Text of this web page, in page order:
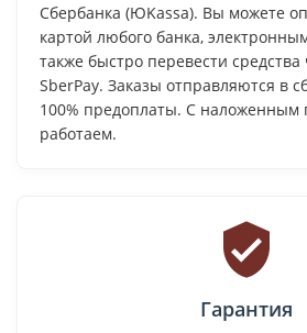
Сбербанка (ЮKassa). Вы можете
картой любого банка,
также быстро перевести
SberPay. Заказы отправляются в
100% предоплаты. С
работаем.
Гарантия